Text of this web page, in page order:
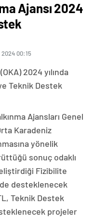
Ajansı 2024
00:15
2024 yılında
Teknik Destek
Ajansları Genel
Karadeniz
yönelik
sonuç odaklı
Fizibilite
desteklenecek
Teknik Destek
projeler